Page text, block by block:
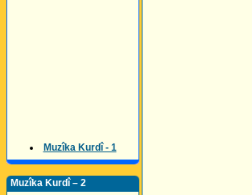
Muzîka Kurdî - 1
Muzîka Kurdî – 2